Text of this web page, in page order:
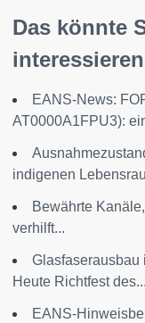
Das könnte
interessieren
EANS-News:
AT0000A1FPU3):
indigenen
Bewährte
verhilft...
Glasfaserausbau
Heute Richtfest des...
EANS-